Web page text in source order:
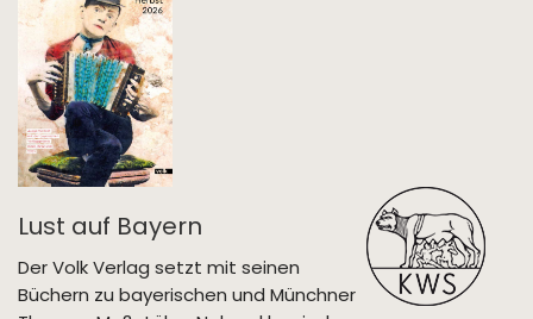
Lust auf Bayern
Der Volk Verlag setzt mit seinen
Büchern zu bayerischen und Münchner